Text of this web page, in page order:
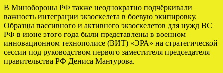
В Минобороны РФ также неоднократно подчёркивали
важность интеграции экзоскелета в боевую экипировку.
Образцы пассивного и активного экзоскелетов для нужд ВС
РФ в июне этого года были представлены в военном
инновационном технополисе (ВИТ) «ЭРА» на стратегической
сессии под руководством первого заместителя председателя
правительства РФ Дениса Мантурова.